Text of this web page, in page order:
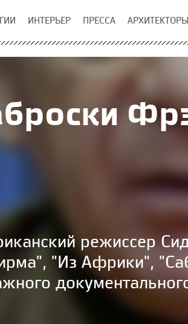
ИНТЕРЬЕР ПРЕССА АРХИТЕКТОРЫ
режиссер
"Из Африки",